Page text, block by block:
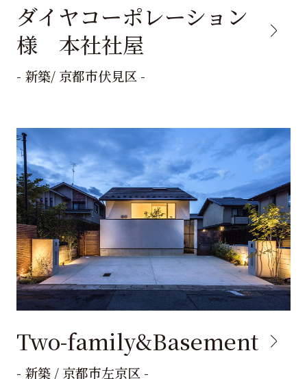
ダイヤコーポレーション
様 本社社屋
- 新築/ 京都市伏見区 -
Two-family&Basement
- 新築 / 京都市左京区 -